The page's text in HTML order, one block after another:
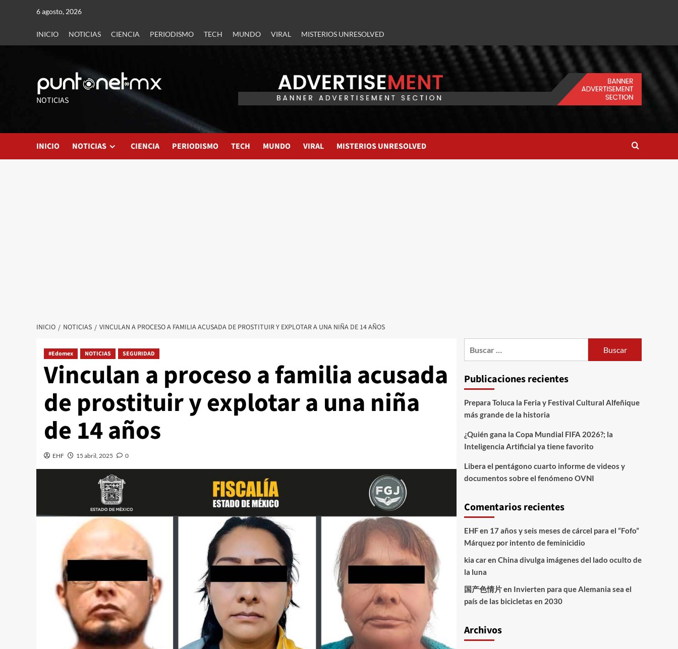
6 agosto, 2026
INICIO NOTICIAS CIENCIA PERIODISMO TECH MUNDO VIRAL MISTERIOS UNRESOLVED
NOTICIAS
INICIO NOTICIAS CIENCIA PERIODISMO TECH MUNDO VIRAL MISTERIOS UNRESOLVED
INICIO NOTICIAS VINCULAN A PROCESO A FAMILIA ACUSADA DE PROSTITUIR Y EXPLOTAR A UNA NIÑA DE 14 AÑOS
#Edomex NOTICIAS SEGURIDAD
Vinculan a proceso a familia acusada
de prostituir y explotar a una niña
de 14 años
EHF 15 abril, 2025 0
Publicaciones recientes
Prepara Toluca la Feria y Festival Cultural Alfeñique
más grande de la historia
¿Quién gana la Copa Mundial FIFA 2026?; la
Inteligencia Artificial ya tiene favorito
Libera el pentágono cuarto informe de videos y
documentos sobre el fenómeno OVNI
Comentarios recientes
EHFen 17 años y seis meses de cárcel para el “Fofo”
Márquez por intento de feminicidio
kia caren China divulga imágenes del lado oculto de
la luna
国产色情片en Invierten para que Alemania sea el
país de las bicicletas en 2030
Archivos